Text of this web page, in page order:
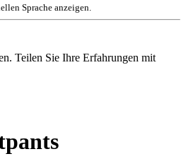
Sprache anzeigen.
Teilen Sie Ihre Erfahrungen mit